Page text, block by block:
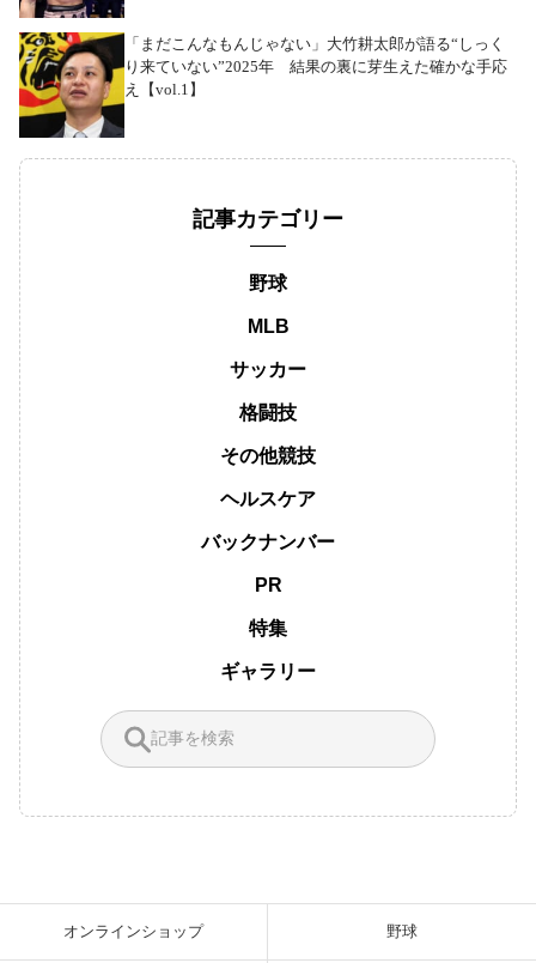
「まだこんなもんじゃない」大竹耕太郎が語る“しっく
り来ていない”2025年 結果の裏に芽生えた確かな手応
え【vol.1】
記事カテゴリー
野球
MLB
サッカー
格闘技
その他競技
ヘルスケア
バックナンバー
PR
特集
ギャラリー
オンラインショップ 野球